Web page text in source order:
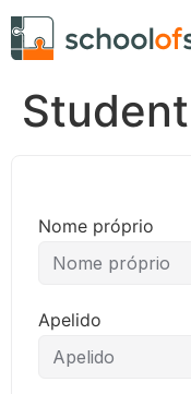
Nome próprio
Apelido